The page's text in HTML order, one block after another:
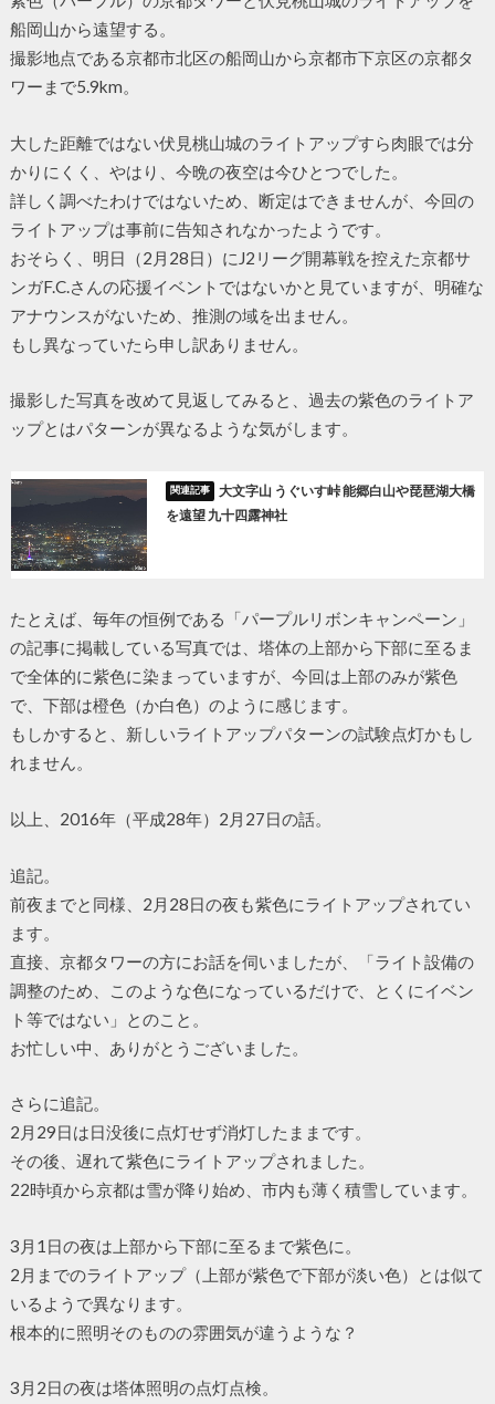
船岡山から遠望する。
撮影地点である京都市北区の船岡山から京都市下京区の京都タ
ワーまで5.9km。
大した距離ではない伏見桃山城のライトアップすら肉眼では分
かりにくく、やはり、今晩の夜空は今ひとつでした。
詳しく調べたわけではないため、断定はできませんが、今回の
ライトアップは事前に告知されなかったようです。
おそらく、明日（2月28日）にJ2リーグ開幕戦を控えた京都サ
ンガF.C.さんの応援イベントではないかと見ていますが、明確な
アナウンスがないため、推測の域を出ません。
もし異なっていたら申し訳ありません。
撮影した写真を改めて見返してみると、過去の紫色のライトア
ップとはパターンが異なるような気がします。
大文字山 うぐいす峠 能郷白山や琵琶湖大橋
を遠望 九十四露神社
たとえば、毎年の恒例である「パープルリボンキャンペーン」
の記事に掲載している写真では、塔体の上部から下部に至るま
で全体的に紫色に染まっていますが、今回は上部のみが紫色
で、下部は橙色（か白色）のように感じます。
もしかすると、新しいライトアップパターンの試験点灯かもし
れません。
以上、2016年（平成28年）2月27日の話。
追記。
前夜までと同様、2月28日の夜も紫色にライトアップされてい
ます。
直接、京都タワーの方にお話を伺いましたが、「ライト設備の
調整のため、このような色になっているだけで、とくにイベン
ト等ではない」とのこと。
お忙しい中、ありがとうございました。
さらに追記。
2月29日は日没後に点灯せず消灯したままです。
その後、遅れて紫色にライトアップされました。
22時頃から京都は雪が降り始め、市内も薄く積雪しています。
3月1日の夜は上部から下部に至るまで紫色に。
2月までのライトアップ（上部が紫色で下部が淡い色）とは似て
いるようで異なります。
根本的に照明そのものの雰囲気が違うような？
3月2日の夜は塔体照明の点灯点検。